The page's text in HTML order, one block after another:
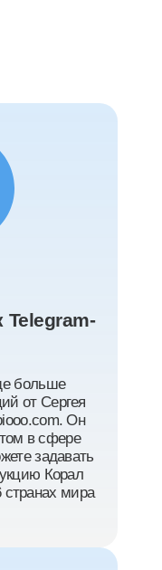
Telegram-
больше
от Сергея
Он
в сфере
задавать
Корал
странах мира